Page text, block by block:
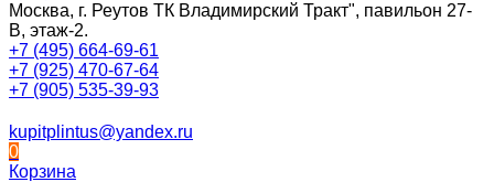
Москва, г. Реутов ТК Владимирский Тракт", павильон 27-
В, этаж-2.
+7 (495) 664-69-61
+7 (925) 470-67-64
+7 (905) 535-39-93
kupitplintus@yandex.ru
0
Корзина